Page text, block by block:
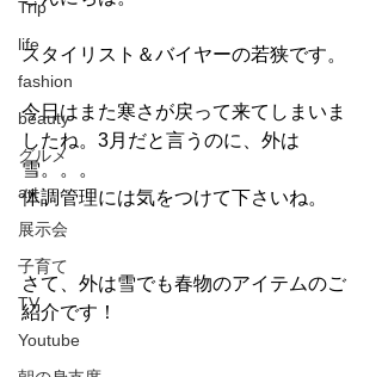
Trip
life
fashion
beauty
グルメ
art
展示会
子育て
TV
Youtube
スタイリスト＆バイヤーの若狭です。
今日はまた寒さが戻って来てしまいま
したね。3月だと言うのに、外は
雪。。。
体調管理には気をつけて下さいね。
さて、外は雪でも春物のアイテムのご
紹介です！